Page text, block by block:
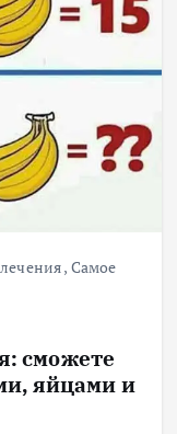
, Самое
сможете
яйцами и